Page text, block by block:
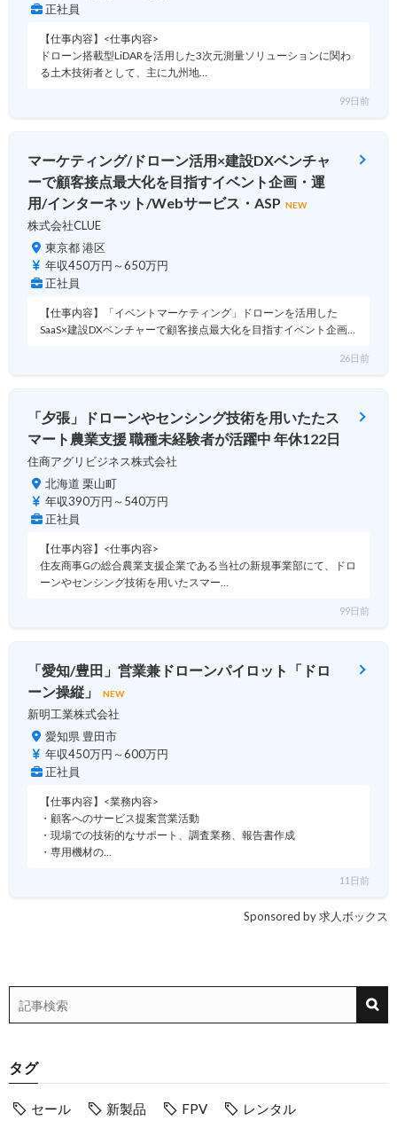
正社員
【仕事内容】<仕事内容>
ドローン搭載型LiDARを活用した3次元測量ソリューションに関わ
る土木技術者として、主に九州地…
99日前
マーケティング/ドローン活用×建設DXベンチャ
ーで顧客接点最大化を目指すイベント企画・運
用/インターネット/Webサービス・ASP NEW
株式会社CLUE
東京都 港区
年収450万円～650万円
正社員
【仕事内容】「イベントマーケティング」ドローンを活用した
SaaS×建設DXベンチャーで顧客接点最大化を目指すイベント企画…
26日前
「夕張」ドローンやセンシング技術を用いたたス
マート農業支援 職種未経験者が活躍中 年休122日
住商アグリビジネス株式会社
北海道 栗山町
年収390万円～540万円
正社員
【仕事内容】<仕事内容>
住友商事Gの総合農業支援企業である当社の新規事業部にて、ドロ
ーンやセンシング技術を用いたスマー…
99日前
「愛知/豊田」営業兼ドローンパイロット「ドロ
ーン操縦」
NEW
新明工業株式会社
愛知県 豊田市
年収450万円～600万円
正社員
【仕事内容】<業務内容>
・顧客へのサービス提案営業活動
・現場での技術的なサポート、調査業務、報告書作成
・専用機材の…
11日前
Sponsored by 求人ボックス
タグ
セール 新製品 FPV
レンタル